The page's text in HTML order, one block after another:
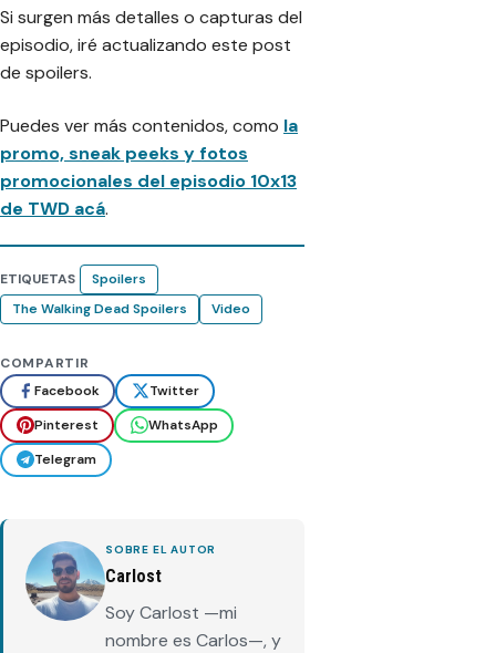
Si surgen más detalles o capturas del
episodio, iré actualizando este post
de spoilers.
Puedes ver más contenidos, como la
promo, sneak peeks y fotos
promocionales del episodio 10x13
de TWD acá.
ETIQUETAS
Spoilers
The Walking Dead Spoilers
Video
COMPARTIR
Facebook
Twitter
Pinterest
WhatsApp
Telegram
SOBRE EL AUTOR
Carlost
Soy Carlost —mi
nombre es Carlos—, y